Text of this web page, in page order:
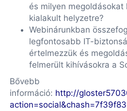
és milyen megoldásokat
kialakult helyzetre?
Webinárunkban
legfontosabb IT-
értelmezzük és
felmerült kihívásokra a
Bővebb
információ: http://